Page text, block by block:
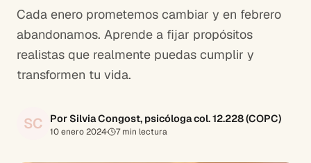
Cada enero prometemos cambiar y en febrero
abandonamos. Aprende a fijar propósitos
realistas que realmente puedas cumplir y
transformen tu vida.
SC Por Silvia Congost, psicóloga col. 12.228 (COPC)
10 enero 2024· 7min lectura